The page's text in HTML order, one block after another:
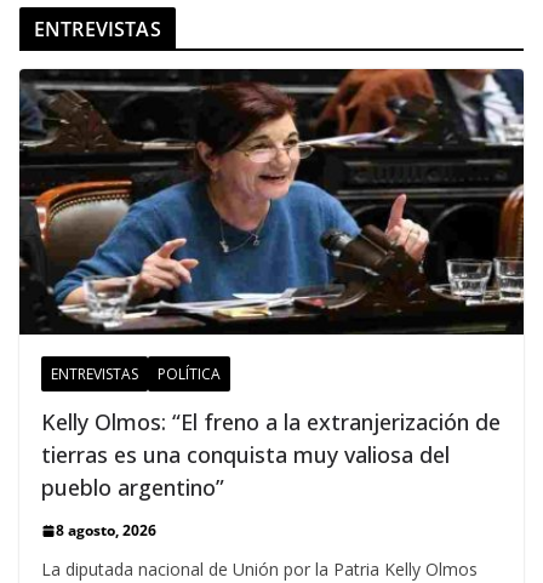
ENTREVISTAS
ENTREVISTAS POLÍTICA
Kelly Olmos: “El freno a la extranjerización de
tierras es una conquista muy valiosa del
pueblo argentino”
8 agosto, 2026
La diputada nacional de Unión por la Patria Kelly Olmos